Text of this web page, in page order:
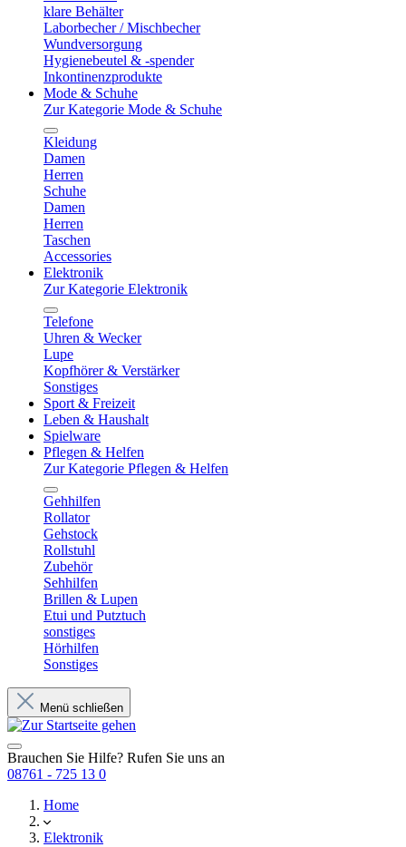
klare Behälter
Laborbecher / Mischbecher
Wundversorgung
Hygienebeutel & -spender
Inkontinenzprodukte
Mode & Schuhe
Zur Kategorie Mode & Schuhe
Kleidung
Damen
Herren
Schuhe
Damen
Herren
Taschen
Accessories
Elektronik
Zur Kategorie Elektronik
Telefone
Uhren & Wecker
Lupe
Kopfhörer & Verstärker
Sonstiges
Sport & Freizeit
Leben & Haushalt
Spielware
Pflegen & Helfen
Zur Kategorie Pflegen & Helfen
Gehhilfen
Rollator
Gehstock
Rollstuhl
Zubehör
Sehhilfen
Brillen & Lupen
Etui und Putztuch
sonstiges
Hörhilfen
Sonstiges
Menü schließen
Brauchen Sie Hilfe? Rufen Sie uns an
08761 - 725 13 0
Home
Elektronik